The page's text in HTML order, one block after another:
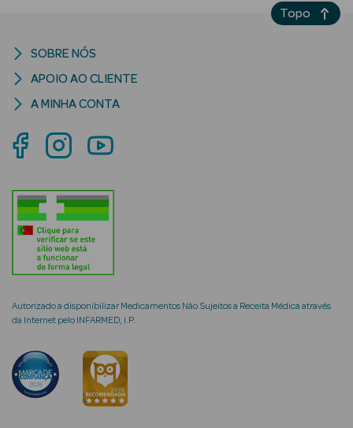
Criança
Rosto e
Ver Tudo
Cosmética
Rosto
Séruns Faciais
Creme de Olhos
Anti-
Autorizado a disponibilizar Medicamentos Não Sujeitos a Receita Médica através
da Internet pelo INFARMED, I.P.
SOBRE NÓS
APOIO AO CLIENTE
A MINHA CONTA
Topo